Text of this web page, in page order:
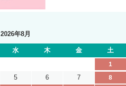
2026年8月
水 木 金 土
1
5 6 7
8